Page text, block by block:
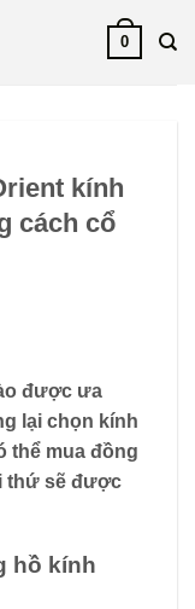
0
kính
cách cổ
được ưa
lại chọn kính
thể mua đồng
thứ sẽ được
hồ kính